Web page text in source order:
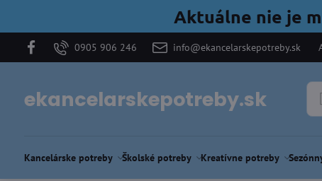
Aktuálne nie je
0905 906 246 info@ekancelarskepotreby.sk
ekancelarskepotreby.sk
Kancelárske potreby Školské potreby Kreatívne potreby